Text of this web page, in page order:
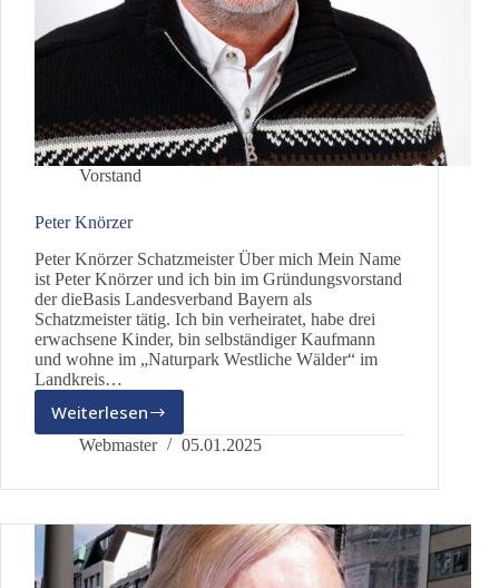
Vorstand
Peter Knörzer
Peter Knörzer Schatzmeister Über mich Mein Name
ist Peter Knörzer und ich bin im Gründungsvorstand
der dieBasis Landesverband Bayern als
Schatzmeister tätig. Ich bin verheiratet, habe drei
erwachsene Kinder, bin selbständiger Kaufmann
und wohne im „Naturpark Westliche Wälder“ im
Landkreis…
Weiterlesen
Peter
Knörzer
Webmaster 05.01.2025